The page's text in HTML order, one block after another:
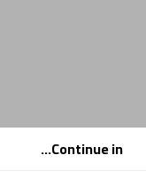
Continue in...